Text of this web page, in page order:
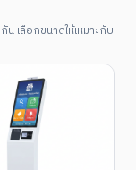
เลือกขนาดให้เหมาะกับ